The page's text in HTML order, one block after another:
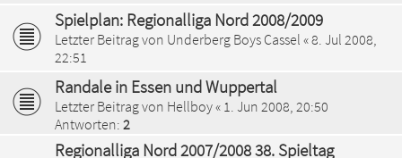
Spielplan: Regionalliga Nord 2008/2009
Letzter Beitrag von Underberg Boys Cassel «8. Jul 2008,
22:51
Randale in Essen und Wuppertal
Letzter Beitrag von Hellboy« 1. Jun 2008, 20:50
Antworten: 2
Regionalliga Nord 2007/2008 38. Spieltag